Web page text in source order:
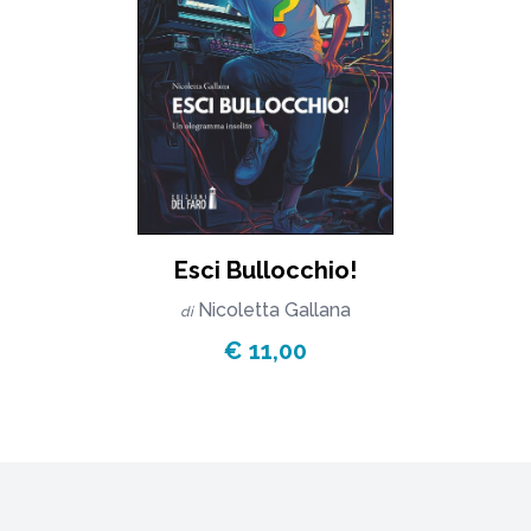
Esci Bullocchio!
di Nicoletta Gallana
€ 11,00